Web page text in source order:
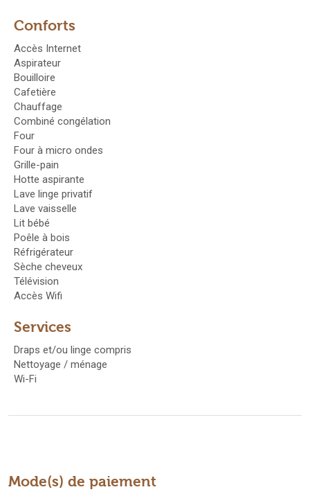
Conforts
Accès Internet
Aspirateur
Bouilloire
Cafetière
Chauffage
Combiné congélation
Four
Four à micro ondes
Grille-pain
Hotte aspirante
Lave linge privatif
Lave vaisselle
Lit bébé
Poêle à bois
Réfrigérateur
Sèche cheveux
Télévision
Accès Wifi
Services
Draps et/ou linge compris
Nettoyage / ménage
Wi-Fi
Mode(s) de paiement